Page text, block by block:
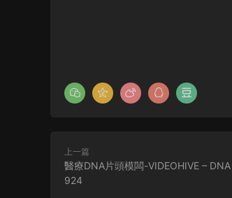
上一篇
醫療DNA片頭模闆-VIDEOHIVE –
924